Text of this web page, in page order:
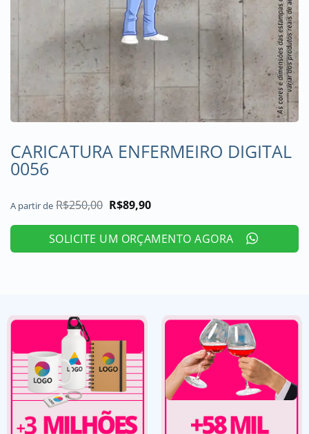
CARICATURA ENFERMEIRO DIGITAL
0056
A partir de R$250,00 O
original
era:
R$250,00.
R$89,90O
atual
é:
R$89,90.
SOLICITE UM ORÇAMENTO AGORA